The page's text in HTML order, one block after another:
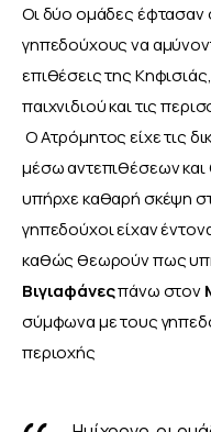
Οι δύο ομάδες έφτασαν
γηπεδούχους να
επιθέσεις της
παιχνιδιού και τις
μέσω αντεπιθέσεων
υπήρχε καθαρή σκέψη
γηπεδούχοι είχαν
καθώς θεωρούν πως
Βιγιαφάνες πάνω στον
σύμφωνα με τους
περιοχής